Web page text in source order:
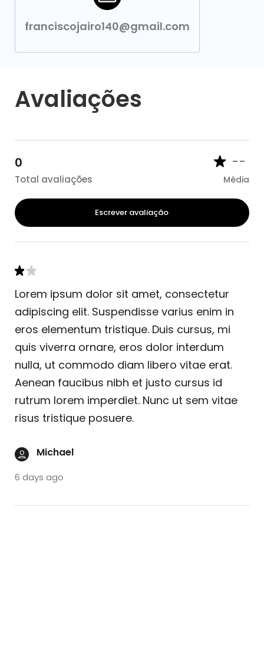
franciscojairo140@gmail.com
Avaliações
0
Total avaliações
--
Média
Escrever avaliação
Lorem ipsum dolor sit amet, consectetur
adipiscing elit. Suspendisse varius enim in
eros elementum tristique. Duis cursus, mi
quis viverra ornare, eros dolor interdum
nulla, ut commodo diam libero vitae erat.
Aenean faucibus nibh et justo cursus id
rutrum lorem imperdiet. Nunc ut sem vitae
risus tristique posuere.
Michael
6 days ago